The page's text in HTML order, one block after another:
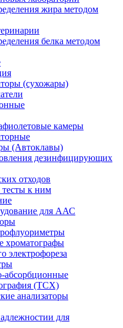
жира методом
белка методом
(сухожары)
камеры
(Автоклавы)
дезинфицирующих
отходов
к ним
для ААС
хроматографы
электрофореза
абсорбционные
(ТСХ)
анализаторы
для